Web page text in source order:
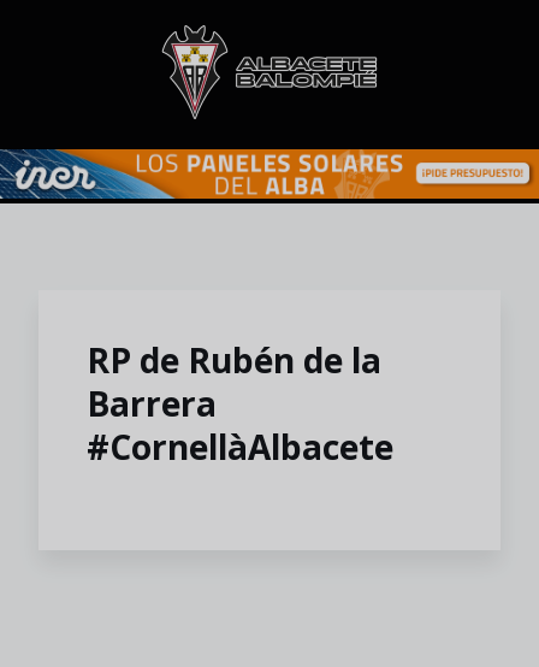
Skip to main content
RP de Rubén de la
Barrera
#CornellàAlbacete